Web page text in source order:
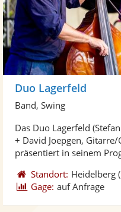
Duo Lagerfeld
Band, Swing
Das Duo Lagerfeld
+ David Joepgen,
präsentiert in seinem
Standort: Heidelberg
Gage: auf Anfrage